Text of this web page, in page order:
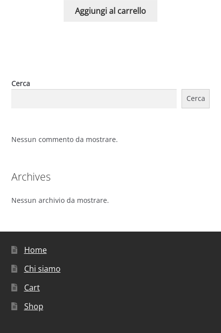
Aggiungi al carrello
Cerca
Cerca
Nessun commento da mostrare.
Archives
Nessun archivio da mostrare.
Home
Chi siamo
Cart
Shop